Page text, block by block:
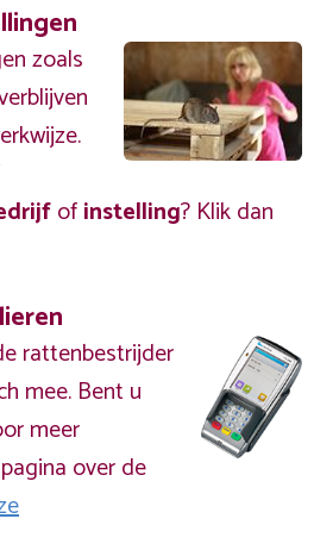
zoals
ofinstelling? Klik dan
rattenbestrijder
mee. Bent u
meer
over de